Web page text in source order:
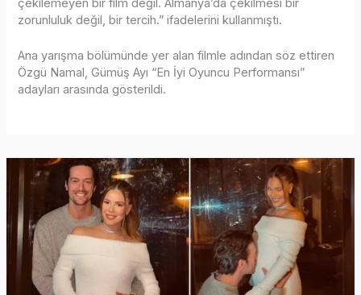
zorunluluk değil, bir tercih.” ifadelerini kullanmıştı.
Ana yarışma bölümünde yer alan filmle adından söz ettiren
Özgü Namal, Gümüş Ayı “En İyi Oyuncu Performansı”
adayları arasında gösterildi.